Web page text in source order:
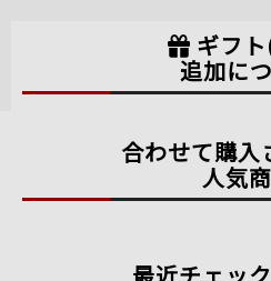
ギフ
追加に
合わせて購入
人気